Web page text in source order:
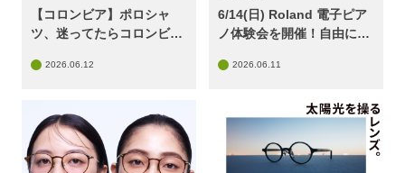
【コロンビア】ポロシャ
ツ、迷ってたらコロンビ
2026.06.12
6/14(日) Roland 電子ピア
ノ体験会を開催！自由に弾
♪
2026.06.11